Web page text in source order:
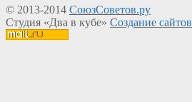
© 2013-2014 СоюзСоветов.ру
Студия «Два в кубе» Создание сайтов